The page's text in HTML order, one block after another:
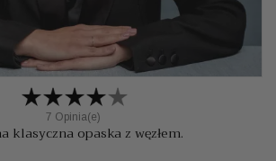
7 Opinia(e)
klasyczna opaska z węzłem.